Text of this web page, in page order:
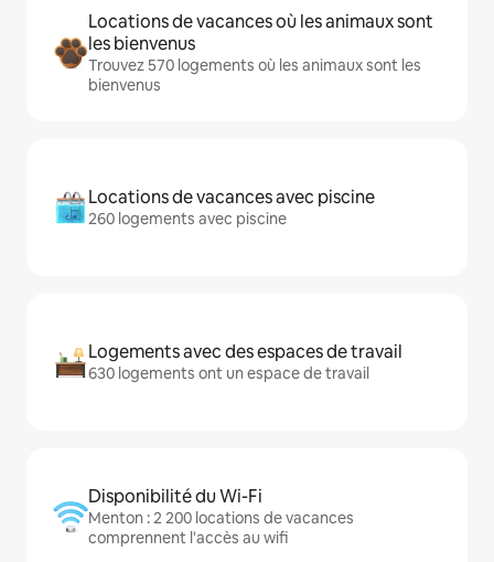
Locations de vacances où les animaux sont
les bienvenus
Trouvez 570 logements où les animaux sont les
bienvenus
Locations de vacances avec piscine
260 logements avec piscine
Logements avec des espaces de travail
630 logements ont un espace de travail
Disponibilité du Wi-Fi
Menton : 2 200 locations de vacances
comprennent l'accès au wifi